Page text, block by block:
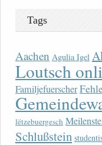
Tags
Aachen Agulia Igel
Loutsch
Familjefuerscher
lëtzebuergesch
Schlußstein